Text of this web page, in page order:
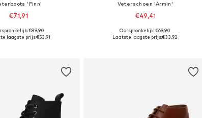
'Finn'
€71,91
in vele maten
€89,90
laagste prijs:€53,91
Veterschoen 'Armin'
€49,41
Beschikbaar in vele maten
Oorspronkelijk: €69,90
Laatste laagste prijs:€33,92